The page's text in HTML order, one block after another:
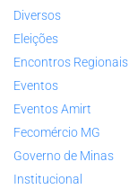
Diversos
Eleições
Encontros Regionais
Eventos
Eventos Amirt
Fecomércio MG
Governo de Minas
Institucional